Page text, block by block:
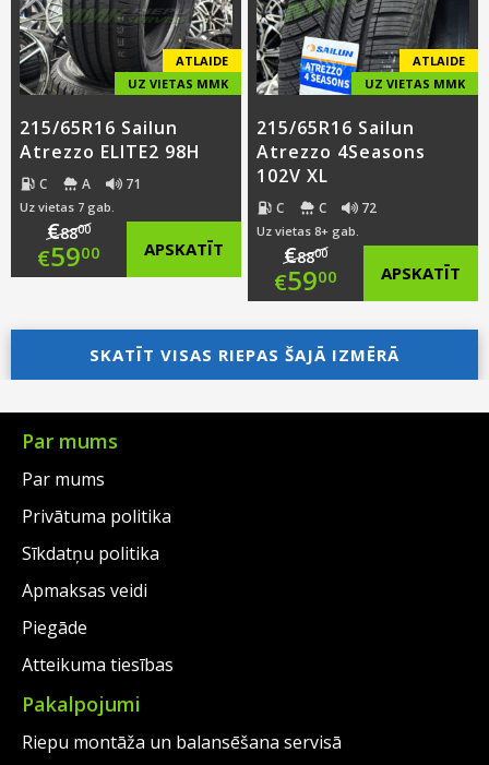
€58.00.
€59.00.
ATLAIDE
UZ VIETAS MMK
215/65R16 Sailun
Atrezzo ELITE2 98H
C A 71
Uz vietas 7 gab.
€8800
Original
was:
€88.00.
€5900
price
is:
€59.00.
APSKATĪT
ATLAIDE
UZ VIETAS MMK
215/65R16 Sailun
Atrezzo 4Seasons
102V XL
C C 72
Uz vietas 8+ gab.
€8800
Original
price
was:
€88.00.
€5900
Current
price
is:
APSKATĪT
SKATĪT VISAS RIEPAS ŠAJĀ IZMĒRĀ
Par mums
Par mums
Privātuma politika
Sīkdatņu politika
Apmaksas veidi
Piegāde
Atteikuma tiesības
Pakalpojumi
Riepu montāža un balansēšana servisā